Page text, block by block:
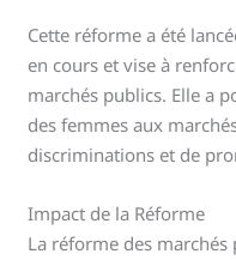
Cette réforme a été
en cours et vise à
marchés publics. Elle a
des femmes aux
discriminations et de
Impact de la Réforme
La réforme des